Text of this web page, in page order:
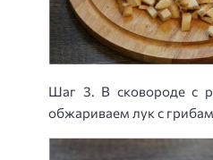
Шаг 3. В сковороде с
обжариваем лук с